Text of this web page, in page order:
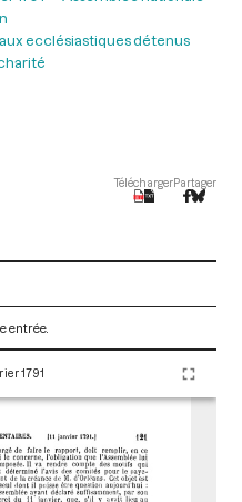
ecclésiastiques détenus
TéléchargerPartager
entrée.
1791